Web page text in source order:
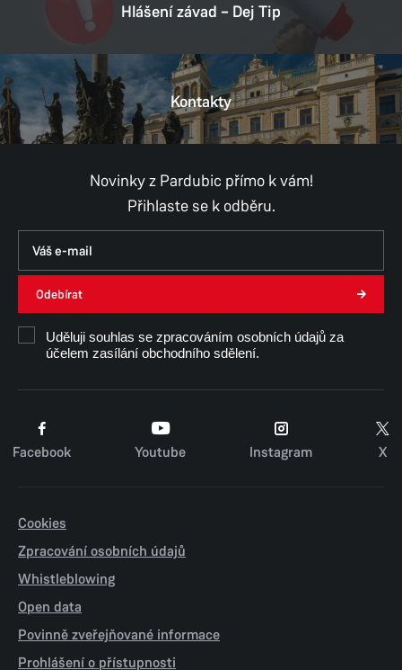
00274046
Provozní doba
Pondělí
8:00–11:00, 12:00–17:00
8:00–11:00, 12:00–17:00
8:00–11:00, 12:00–15:30
Pátek 8:00–11:00, 12:00–14:30
Hlášení závad – Dej Tip
Kontakty
Novinky z Pardubic přímo k vám!
Přihlaste se k odběru.
Odebírat
Uděluji souhlas se zpracováním osobních údajů za
účelem zasílání obchodního sdělení.
Facebook Youtube Instagram X
Cookies
Zpracování osobních údajů
Whistleblowing
Open data
Povinně zveřejňované informace
Prohlášení o přístupnosti